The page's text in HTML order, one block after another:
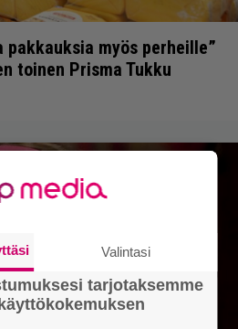
pakkauksia myös perheille”
toinen Prisma Tukku
Valintasi
tarjotaksemme